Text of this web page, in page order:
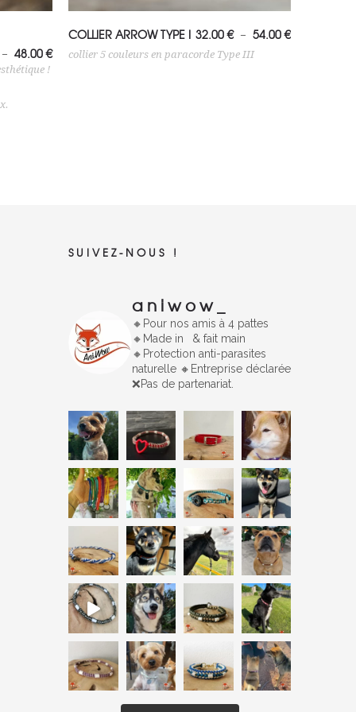
48.00€Plage
de
!
Choix des options
COLLIER ARROW TYPE I 32.00€ – 54.00€Plage
de
collier 5 couleurs en paracorde Type III
SUIVEZ-NOUS !
aniwow_
🔸️Pour nos amis à 4 pattes
🔸 Made in
& fait main
🔸️Protection anti-parasites
naturelle 🔸️Entreprise déclarée
❌Pas de partenariat.